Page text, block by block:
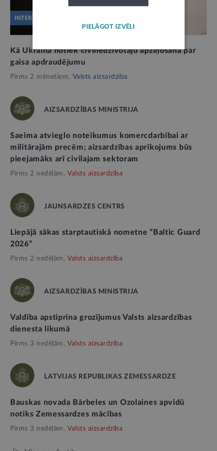
INTERVIJA
Kā Ukrainā notiek civiliedzīvotāju apziņošana par
gaisa apdraudējumu
Pirms 2 mēnešiem, Valsts aizsardzība
AIZSARDZĪBAS MINISTRIJA
Saeima atvieglo noteikumus komercdarbībai ar
militārajām precēm; aizsardzības aprīkojums būs
pieejamāks arī civilajam sektoram
Pirms 2 nedēļām, Valsts aizsardzība
JAUNSARDZES CENTRS
Liepājā sākas starptautiskā nometne “Baltic Guard
2026”
Pirms 2 nedēļām, Valsts aizsardzība
AIZSARDZĪBAS MINISTRIJA
Valdība apstiprina grozījumus Valsts aizsardzības
dienesta likumā
Pirms 3 nedēļām, Valsts aizsardzība
LATVIJAS REPUBLIKAS ZEMESSARDZE
Bauskas novada Bārbeles un Ozolaines apvidū
notiks Zemessardzes mācības
Pirms 3 nedēļām, Valsts aizsardzība
PIELĀGOT IZVĒLI